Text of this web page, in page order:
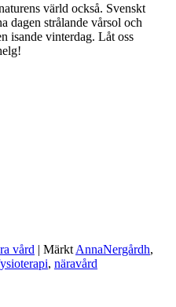
värld också. Svenskt
dagen strålande vårsol och
isande vinterdag. Låt oss
vård | Märkt AnnaNergårdh,
, näravård